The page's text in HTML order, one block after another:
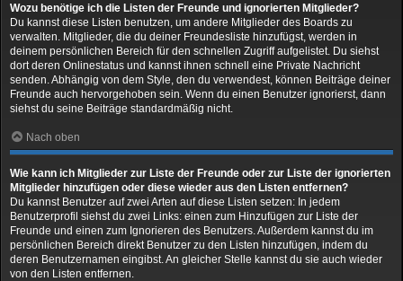
Wozu benötige ich die Listen der Freunde und ignorierten Mitglieder?
Du kannst diese Listen benutzen, um andere Mitglieder des Boards zu
verwalten. Mitglieder, die du deiner Freundesliste hinzufügst, werden in
deinem persönlichen Bereich für den schnellen Zugriff aufgelistet. Du siehst
dort deren Onlinestatus und kannst ihnen schnell eine Private Nachricht
senden. Abhängig von dem Style, den du verwendest, können Beiträge deiner
Freunde auch hervorgehoben sein. Wenn du einen Benutzer ignorierst, dann
siehst du seine Beiträge standardmäßig nicht.
Nach oben
Wie kann ich Mitglieder zur Liste der Freunde oder zur Liste der ignorierten
Mitglieder hinzufügen oder diese wieder aus den Listen entfernen?
Du kannst Benutzer auf zwei Arten auf diese Listen setzen: In jedem
Benutzerprofil siehst du zwei Links: einen zum Hinzufügen zur Liste der
Freunde und einen zum Ignorieren des Benutzers. Außerdem kannst du im
persönlichen Bereich direkt Benutzer zu den Listen hinzufügen, indem du
deren Benutzernamen eingibst. An gleicher Stelle kannst du sie auch wieder
von den Listen entfernen.